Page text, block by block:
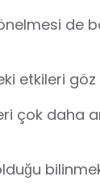
de
etkileri göz
çok daha